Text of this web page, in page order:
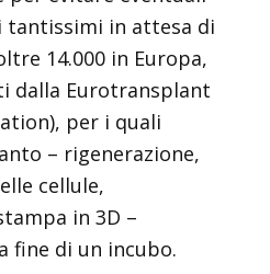
tantissimi in attesa di
14.000 in Europa,
dalla Eurotransplant
per i quali
– rigenerazione,
cellule,
in 3D –
fine di un incubo.